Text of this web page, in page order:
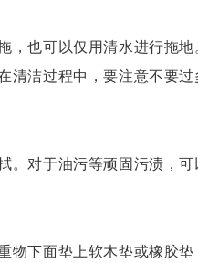
也可以仅用清水进行拖地
洁过程中，要注意不要
对于油污等顽固污渍，可
下面垫上软木垫或橡胶垫